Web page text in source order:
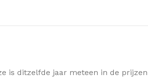
is ditzelfde jaar meteen in de